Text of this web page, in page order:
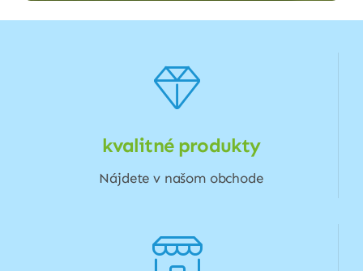
kvalitné produkty
Nájdete v našom obchode